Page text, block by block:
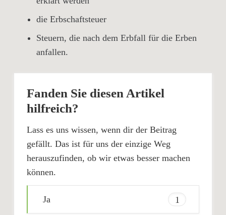
die Erbschaftsteuer
Steuern, die nach dem Erbfall für die Erben
anfallen.
Fanden Sie diesen Artikel
hilfreich?
Lass es uns wissen, wenn dir der Beitrag
gefällt. Das ist für uns der einzige Weg
herauszufinden, ob wir etwas besser machen
können.
Ja 1